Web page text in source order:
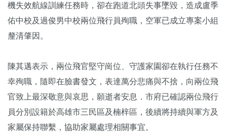
機失效航線訓練任務時，卻在跑道北頭失事墜毀，造成盧季
佑中校及過俊男中校兩位飛行員殉職，空軍已成立專案小組
釐清肇因。
陳其邁表示，兩位飛官堅守崗位、守護家園卻在執行任務不
幸殉職，隨即在臉書發文，表達萬分悲痛與不捨，向兩位飛
官致上最深敬意與哀思，願逝者安息．市府已確認兩位飛行
員分別設籍於高雄市三民區及楠梓區，後續將持續與軍方及
家屬保持聯繫，協助家屬處理相關事宜。